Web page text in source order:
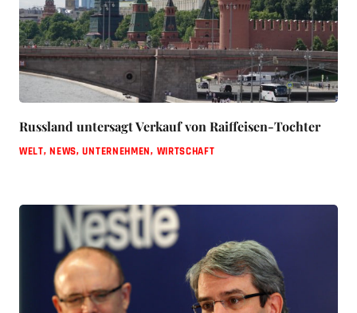
Russland untersagt Verkauf von Raiffeisen-Tochter
WELT,NEWS,UNTERNEHMEN, WIRTSCHAFT